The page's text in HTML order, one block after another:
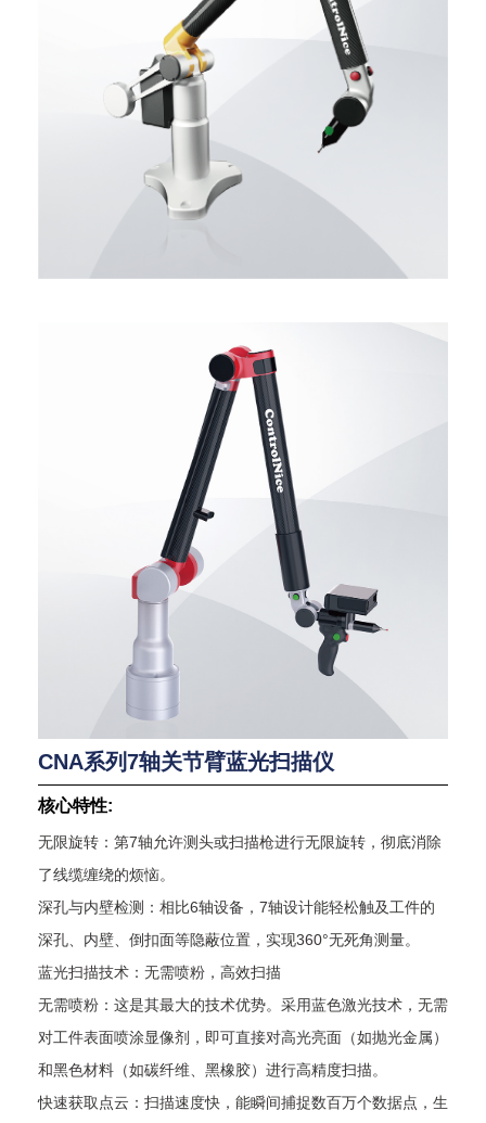
CNA系列7轴关节臂蓝光扫描仪
核心特性:
无限旋转：第7轴允许测头或扫描枪进行无限旋转，彻底消除
了线缆缠绕的烦恼。
深孔与内壁检测：相比6轴设备，7轴设计能轻松触及工件的
深孔、内壁、倒扣面等隐蔽位置，实现360°无死角测量。
蓝光扫描技术：无需喷粉，高效扫描
无需喷粉：这是其最大的技术优势。采用蓝色激光技术，无需
对工件表面喷涂显像剂，即可直接对高光亮面（如抛光金属）
和黑色材料（如碳纤维、黑橡胶）进行高精度扫描。
快速获取点云：扫描速度快，能瞬间捕捉数百万个数据点，生